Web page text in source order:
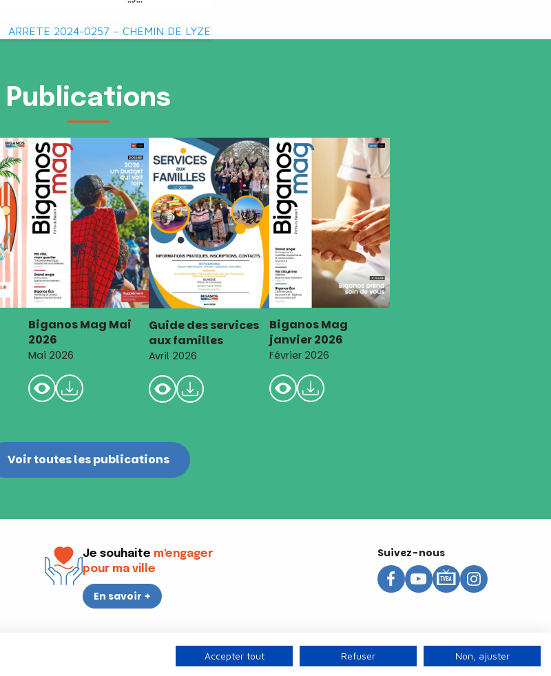
ARRETE 2024-0257 – CHEMIN DE LYZE
Publications
Biganos Mag Mai
2026
Mai 2026
Guide des services
aux familles
Avril 2026
Biganos Mag
janvier 2026
Février 2026
Voir toutes les publications
Je souhaite m'engager
pour ma ville
En savoir +
Suivez-nous
Accepter tout Refuser Non, ajuster